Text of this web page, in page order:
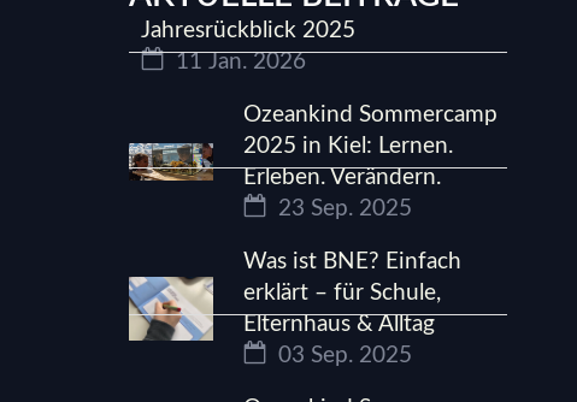
Jahresrückblick 2025
11 Jan. 2026
Ozeankind Sommercamp
2025 in Kiel: Lernen.
Erleben. Verändern.
23 Sep. 2025
Was ist BNE? Einfach
erklärt – für Schule,
Elternhaus & Alltag
03 Sep. 2025